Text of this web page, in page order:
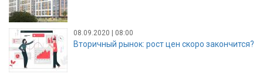
08.09.2020 | 08:00
Вторичный рынок: рост цен скоро закончится?